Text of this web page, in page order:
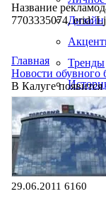
Дизайн
Тренды
Название
7703335074, erid:
Главная
Новости обувного
В Калуге
29.06.2011 6160